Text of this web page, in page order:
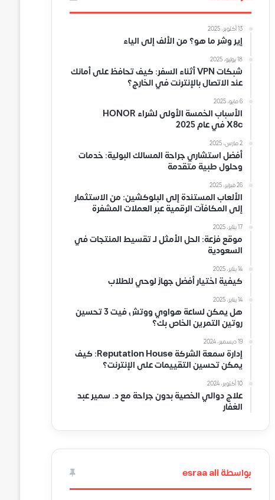
13 أكتوبر، 2025
إير وشر ما هو؟ من الألف إلى الياء
18 يوليو، 2025
شبكات VPN أثناء السفر: كيف تحافظ على أمانك
عند الاتصال بالإنترنت في الخارج؟
6 مايو، 2025
الأسباب الخمسة الأولى لشراء HONOR
X8c في عام 2025
2 مارس، 2025
أفضل استشاري جراحة المسالك البولية: خدمات
وحلول طبية متقدمة
26 فبراير، 2025
الألعاب المستندة إلى البلوكشين: من الاستثمار
إلى المكافآت الرقمية عبر العملات المشفرة
17 يناير، 2025
موقع فزعة: الحل الأمثل لـ تقسيط المنتجات في
السعودية
14 يناير، 2025
كيفية اختيار أفضل جهاز لوحي للطلاب
14 يناير، 2025
هل يمكن لساعة هواوي ووتش فيت 3 تحسين
روتين التمرين الخاص بك؟
19 ديسمبر، 2024
إدارة سمعة الشركة Reputation House: كيف
يمكن تحسين التقييمات على الإنترنت؟
10 أكتوبر، 2024
علاج دوالي الخصية بدون جراحة مع د. سمير عبد
الغفار
بواسطة esraa ali